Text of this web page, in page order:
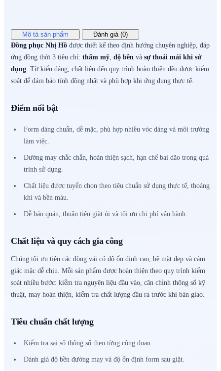
Mô tả sản phẩm
Đánh giá (0)
Đồng phục Nhị Hồ được thiết kế theo định hướng chuyên nghiệp, đáp
ứng đồng thời 3 tiêu chí: thẩm mỹ, độ bền và sự thoải mái khi sử
dụng. Từ kiểu dáng, chất liệu đến quy trình hoàn thiện đều được kiểm
soát để đảm bảo tính đồng nhất và phù hợp khi ứng dụng thực tế.
Điểm nổi bật
Form dáng chuẩn, dễ mặc, phù hợp nhiều vóc dáng và môi trường
làm việc.
Đường may chắc chắn, hoàn thiện sạch, hạn chế bai dão trong quá
trình sử dụng.
Chất liệu được tuyển chọn theo tiêu chuẩn sử dụng thực tế, thoáng
khí và bền màu.
Dễ bảo quản, thuận tiện giặt ủi và tối ưu chi phí vận hành.
Chất liệu và quy cách gia công
Chúng tôi ưu tiên các dòng vải có độ ổn định cao, bề mặt đẹp và cảm
giác mặc dễ chịu. Mỗi sản phẩm được hoàn thiện theo quy trình kiểm
soát nhiều bước: kiểm tra nguyên liệu đầu vào, căn chỉnh thông số kỹ
thuật, may hoàn thiện, kiểm tra chất lượng đầu ra trước khi bàn giao.
Tiêu chuẩn chất lượng
Kiểm tra sai số thông số theo từng công đoạn.
Đánh giá độ bền đường may và độ ổn định form sau giặt.